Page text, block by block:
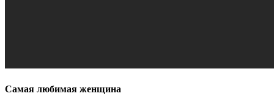
Самая любимая женщина